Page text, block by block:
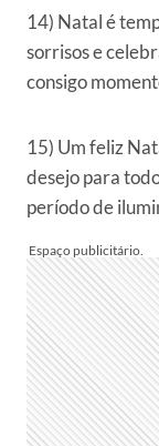
14) Natal é
sorrisos e
consigo
15) Um feliz
desejo para
período de